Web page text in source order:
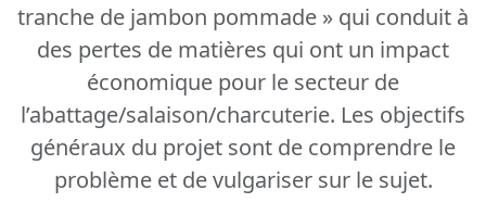
tranche de jambon pommade » qui conduit à
des pertes de matières qui ont un impact
économique pour le secteur de
l’abattage/salaison/charcuterie. Les objectifs
généraux du projet sont de comprendre le
problème et de vulgariser sur le sujet.